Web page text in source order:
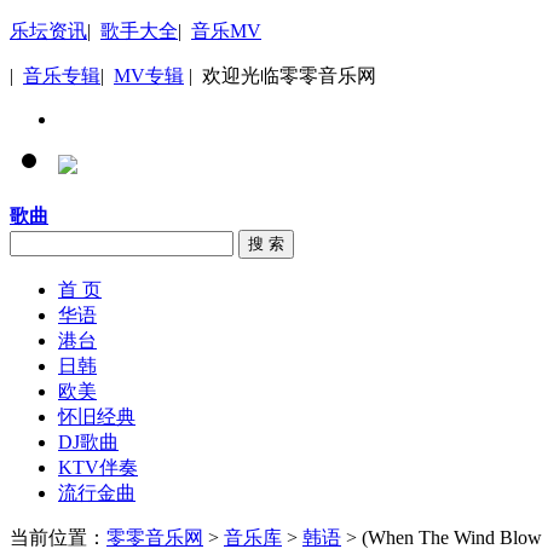
乐坛资讯| 歌手大全| 音乐MV
| 音乐专辑| MV专辑 | 欢迎光临零零音乐网
歌曲
搜 索
首 页
华语
港台
日韩
欧美
怀旧经典
DJ歌曲
KTV伴奏
流行金曲
当前位置： 零零音乐网 > 音乐库 > 韩语 > (When The Wind